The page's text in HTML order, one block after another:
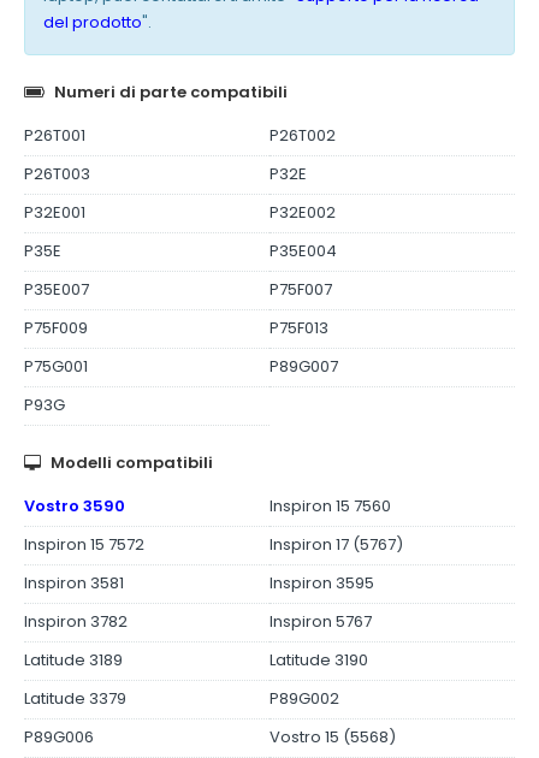
del prodotto".
Numeri di parte compatibili
P26T001
P26T002
P26T003
P32E
P32E001
P32E002
P35E
P35E004
P35E007
P75F007
P75F009
P75F013
P75G001
P89G007
P93G
Modelli compatibili
Vostro 3590
Inspiron 15 7560
Inspiron 15 7572
Inspiron 17 (5767)
Inspiron 3581
Inspiron 3595
Inspiron 3782
Inspiron 5767
Latitude 3189
Latitude 3190
Latitude 3379
P89G002
P89G006
Vostro 15 (5568)